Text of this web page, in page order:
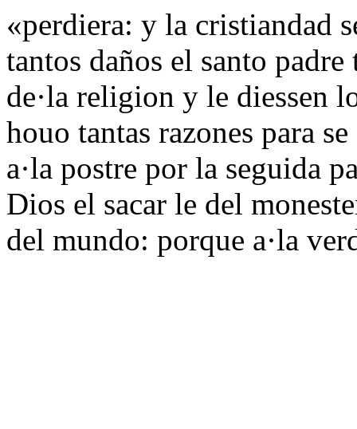
«perdiera: y la cristiandad
tantos daños el santo
de·la religion y le diessen
houo tantas razones para
a·la postre por la seguida
Dios el sacar le del
del mundo: porque a·la